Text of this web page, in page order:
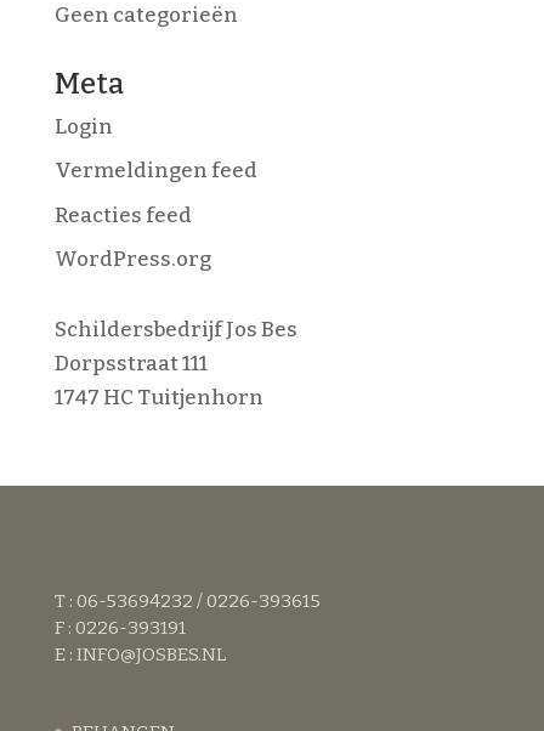
Geen categorieën
Meta
Login
Vermeldingen feed
Reacties feed
WordPress.org
Schildersbedrijf Jos Bes
Dorpsstraat 111
1747 HC Tuitjenhorn
T : 06-53694232 / 0226-393615
F : 0226-393191
E : INFO@JOSBES.NL